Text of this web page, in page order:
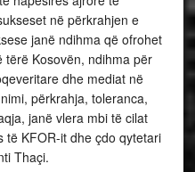
në përkrahjen e
janë ndihma që ofrohet
Kosovën, ndihma për
dhe mediat në
përkrahja, toleranca,
janë vlera mbi të cilat
të KFOR-it dhe çdo qytetari
Thaçi.